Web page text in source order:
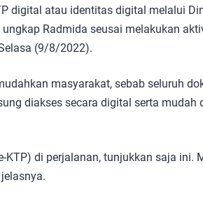
digital atau identitas digital melalui
Radmida seusai melakukan
(9/8/2022).
masyarakat, sebab seluruh
diakses secara digital serta mudah
KTP) di perjalanan, tunjukkan saja ini.